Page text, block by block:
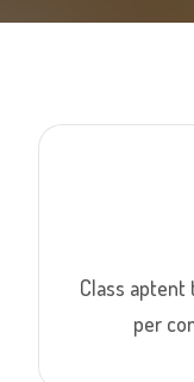
Class
per